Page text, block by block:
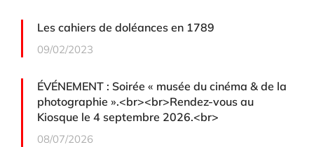
Les cahiers de doléances en 1789
09/02/2023
ÉVÉNEMENT : Soirée « musée du cinéma & de la
photographie ».<br><br>Rendez-vous au
Kiosque le 4 septembre 2026.<br>
08/07/2026